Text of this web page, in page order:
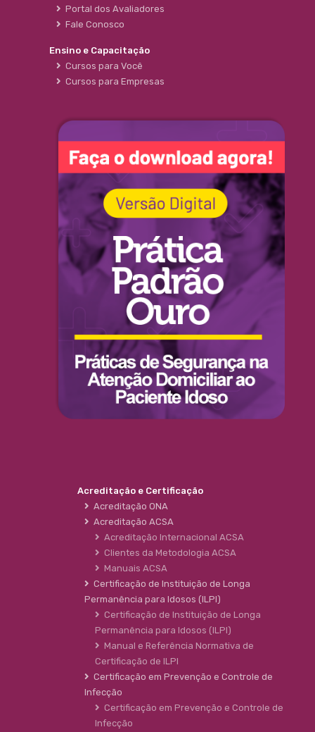
Portal dos Avaliadores
Fale Conosco
Ensino e Capacitação
Cursos para Você
Cursos para Empresas
Acreditação e Certificação
Acreditação ONA
Acreditação ACSA
Acreditação Internacional ACSA
Clientes da Metodologia ACSA
Manuais ACSA
Certificação de Instituição de Longa
Permanência para Idosos (ILPI)
Certificação de Instituição de Longa
Permanência para Idosos (ILPI)
Manual e Referência Normativa de
Certificação de ILPI
Certificação em Prevenção e Controle de
Infecção
Certificação em Prevenção e Controle de
Infecção